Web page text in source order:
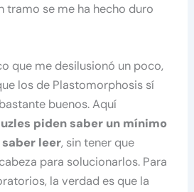
tramo se me ha hecho duro
que me desilusionó un poco,
los de Plastomorphosis sí
buenos. Aquí
piden saber un mínimo
leer, sin tener que
para solucionarlos. Para
la verdad es que la